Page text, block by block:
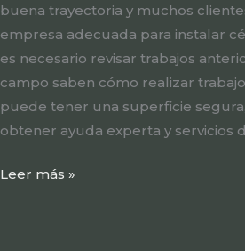
buena trayectoria y muchos
empresa adecuada para instalar
es necesario revisar trabajos
campo saben cómo realizar
puede tener una superficie
obtener ayuda experta y servicios
Leer más »